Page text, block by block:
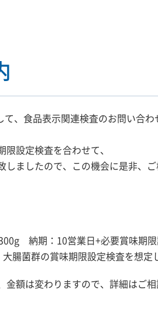
、食品表示関連検査のお問い合
設定検査を合わせて、
ましたので、この機会に是非、
納期：10営業日+必要賞味期
腸菌群の賞味期限設定検査を想定
額は変わりますので、詳細はご相